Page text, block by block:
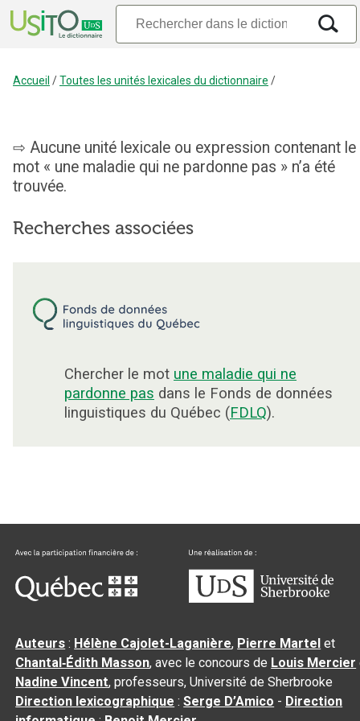
Accueil /Toutes les unités lexicales du dictionnaire /
Aucune unité lexicale ou expression contenant le
mot « une maladie qui ne pardonne pas » n’a été
trouvée.
Recherches associées
Chercher le mot une maladie qui ne
pardonne pas dans le Fonds de données
linguistiques du Québec (FDLQ).
Auteurs : Hélène Cajolet-Laganière, Pierre Martel et
Chantal‑Édith Masson, avec le concours de Louis Mercier
Nadine Vincent, professeurs, Université de Sherbrooke
Direction lexicographique :Serge D’Amico - Direction